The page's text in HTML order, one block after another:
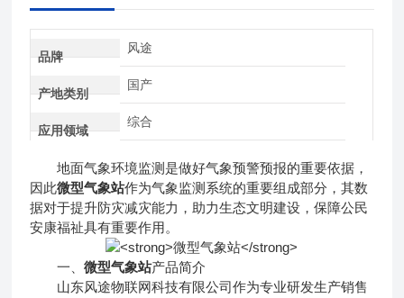
品牌
风途
产地类别
国产
应用领域
综合
地面气象环境监测是做好气象预警预报的重要依据，
因此微型气象站作为气象监测系统的重要组成部分，其数
据对于提升防灾减灾能力，助力生态文明建设，保障公民
安康福祉具有重要作用。
一、微型气象站产品简介
山东风途物联网科技有限公司作为专业研发生产销售